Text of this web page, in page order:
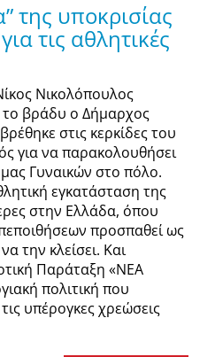
της υποκρισίας
τις αθλητικές
Νικολόπουλος
το βράδυ ο Δήμαρχος
στις κερκίδες του
για να παρακολουθήσει
Γυναικών στο πόλο.
εγκατάσταση της
στην Ελλάδα, όπου
προσπαθεί ως
την κλείσει. Και
Παράταξη «ΝΕΑ
πολιτική που
υπέρογκες χρεώσεις